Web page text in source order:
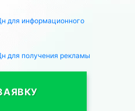
для информационного
для получения рекламы